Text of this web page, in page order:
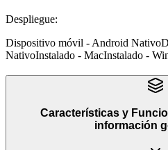
Despliegue:
Dispositivo móvil - Android Nativo
NativoInstalado - MacInstalado -
Características y
información